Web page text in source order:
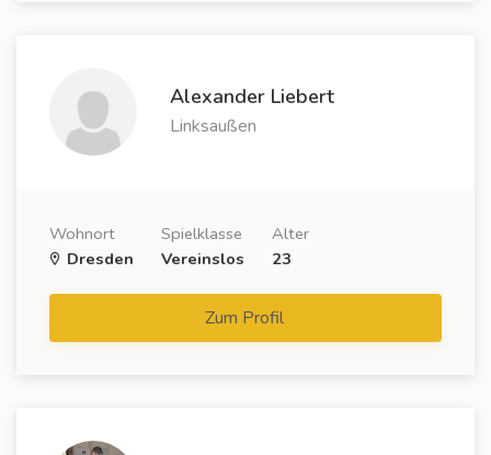
Alexander Liebert
Linksaußen
Wohnort
Dresden
Spielklasse
Vereinslos
Alter
23
Zum Profil